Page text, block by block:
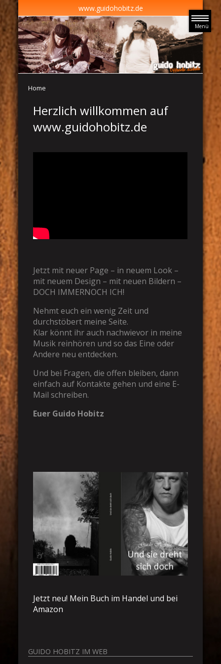
www.guidohobitz.de
Menü
Home
Herzlich willkommen auf
www.guidohobitz.de
Jetzt mit neuer Page – in neuem Look –
mit neuem Design – mit neuen Bildern –
DOCH IMMERNOCH ICH!
Nehmt euch ein wenig Zeit und
durchstöbert meine Seite.
Klar könnt ihr auch nachwievor in meine
Musik reinhören und so das Eine oder
Andere neu entdecken.
Und bei Fragen, die offen bleiben, dann
einfach auf Kontakte gehen und eine E-
Mail schreiben.
Euer Guido Hobitz
Jetzt neu! Mein Buch im Handel und bei
Amazon
GUIDO HOBITZ IM WEB